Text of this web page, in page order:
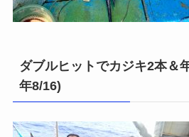
ダブルヒットでカジキ2本＆
年8/16)